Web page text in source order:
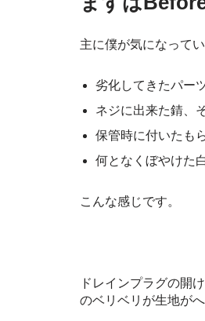
主に僕が気になって
劣化してきたパー
ネジに出来た錆、
保管時に付いたも
何となくぼやけた
こんな感じです。
ドレインプラグの開
のベリベリが生地が